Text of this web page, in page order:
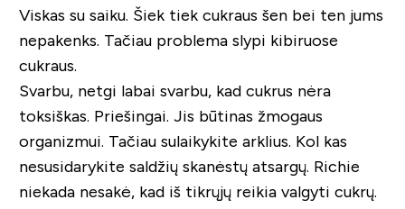
Viskas su saiku. Šiek tiek cukraus šen bei ten jums
nepakenks. Tačiau problema slypi kibiruose
cukraus.
Svarbu, netgi labai svarbu, kad cukrus nėra
toksiškas. Priešingai. Jis būtinas žmogaus
organizmui. Tačiau sulaikykite arklius. Kol kas
nesusidarykite saldžių skanėstų atsargų. Richie
niekada nesakė, kad iš tikrųjų reikia valgyti cukrų.